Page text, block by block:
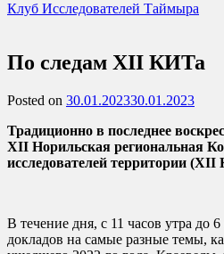
Клуб Исследователей Таймыра
По следам XII КИТа
Posted on 30.01.202330.01.2023
Традиционно в последнее
XII Норильская региональная
исследователей территории (XII
В течение дня, с 11 часов утра до
докладов на самые разные темы,